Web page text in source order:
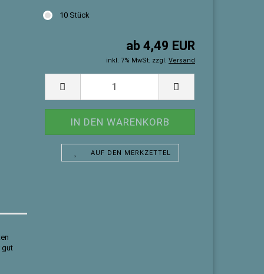
10 Stück
ab 4,49 EUR
inkl. 7% MwSt. zzgl. Versand
AUF DEN MERKZETTEL
gut